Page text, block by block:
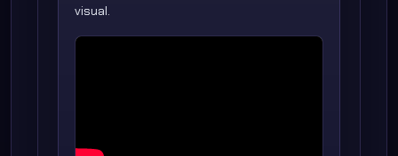
visual.